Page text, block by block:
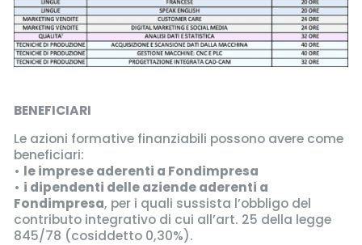
BENEFICIARI
Le azioni formative finanziabili possono avere come
beneficiari:
• le imprese aderenti a Fondimpresa
• i dipendenti delle aziende aderenti a
Fondimpresa, per i quali sussista l’obbligo del
contributo integrativo di cui all’art. 25 della legge
845/78 (cosiddetto 0,30%).